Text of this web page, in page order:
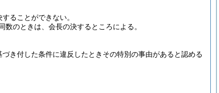
ることができない。
のときは、会長の決するところによる。
き付した条件に違反したときその特別の事由があると認める